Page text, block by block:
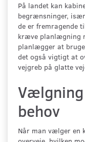
På landet kan
begrænsninger,
de er fremragende
kræve planlægning
planlægger at
det også vigtigt at
vejgreb på glatte
behov
Når man vælger en